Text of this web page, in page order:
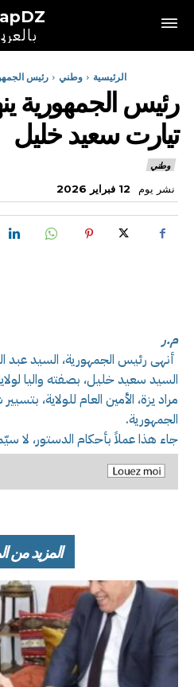
الرئيسية وطني رئيس
رئيس الجمهورية
تيارت سعيد خليل
وطني
نشر يوم 12 فبراير 2026
م.ر
أنهى رئيس الجمهورية، السيد عبد
السيد سعيد خليل، بصفته واليا
مراد يزة، الأمين العام للولاية،
الجمهورية.
جاء هذا عملاً بأحكام الدستور، لا سيّما
المزيد من